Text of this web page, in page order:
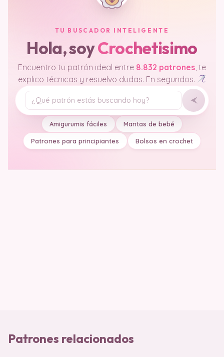
TU BUSCADOR INTELIGENTE
Hola, soyCrochetisimo
Encuentro tu patrón ideal entre 8.832 patrones , te
explico técnicas y resuelvo dudas. En segundos.
Tu pregunta
Amigurumis fáciles Mantas de bebé
Patrones para principiantes Bolsos en crochet
Patrones relacionados